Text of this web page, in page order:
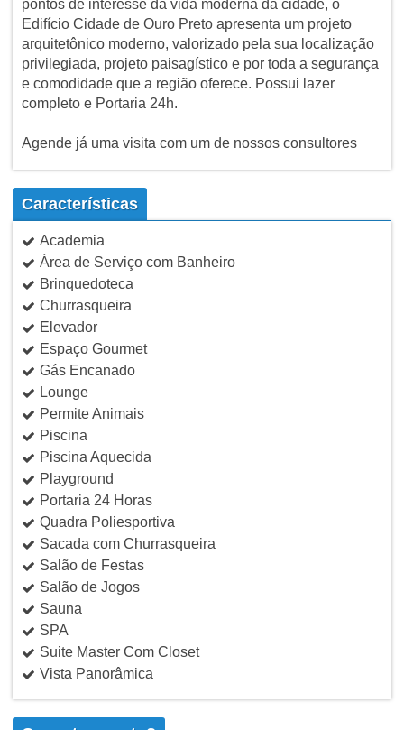
pontos de interesse da vida moderna da cidade, o
Edifício Cidade de Ouro Preto apresenta um projeto
arquitetônico moderno, valorizado pela sua localização
privilegiada, projeto paisagístico e por toda a segurança
e comodidade que a região oferece. Possui lazer
completo e Portaria 24h.
Agende já uma visita com um de nossos consultores
Características
Academia
Área de Serviço com Banheiro
Brinquedoteca
Churrasqueira
Elevador
Espaço Gourmet
Gás Encanado
Lounge
Permite Animais
Piscina
Piscina Aquecida
Playground
Portaria 24 Horas
Quadra Poliesportiva
Sacada com Churrasqueira
Salão de Festas
Salão de Jogos
Sauna
SPA
Suite Master Com Closet
Vista Panorâmica